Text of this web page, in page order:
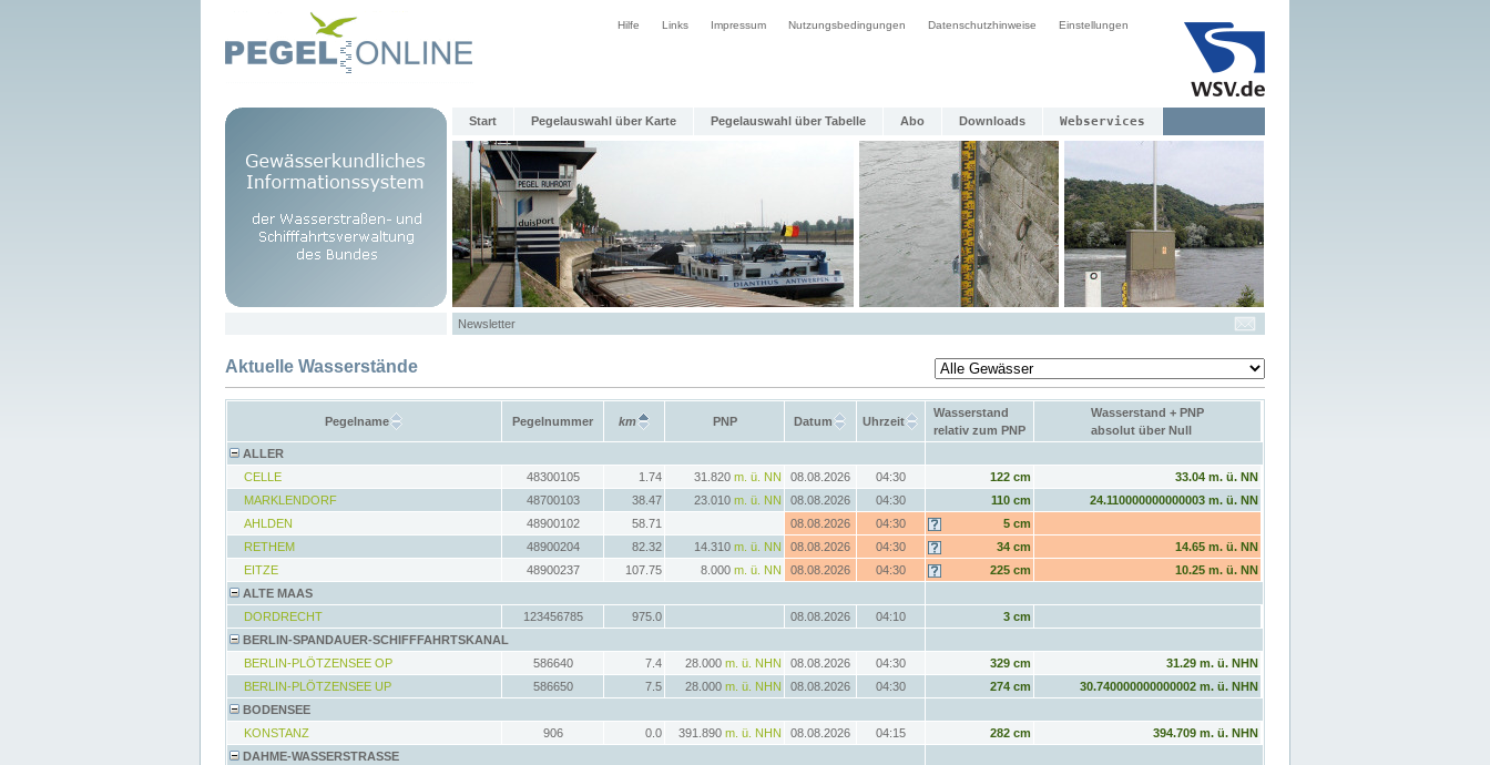
Hilfe Links Impressum Nutzungsbedingungen Datenschutzhinweise Einstellungen
Start Pegelauswahl über Karte Pegelauswahl über Tabelle Abo Downloads Webservices
Newsletter
Aktuelle Wasserstände
Pegelname Pegelnummer km PNP Datum Uhrzeit
Wasserstand
relativ zum PNP
Wasserstand + PNP
absolut über Null
ALLER
CELLE
48300105 1.74 31.820 m. ü. NN 08.08.2026 04:30 122 cm
33.04 m. ü. NN
MARKLENDORF
48700103 38.47 23.010 m. ü. NN 08.08.2026 04:30 110 cm
24.110000000000003 m. ü. NN
AHLDEN
48900102 58.71 08.08.2026 04:30
5 cm
RETHEM
48900204 82.32 14.310 m. ü. NN 08.08.2026 04:30 34 cm
14.65 m. ü. NN
EITZE
48900237 107.75 8.000 m. ü. NN 08.08.2026 04:30 225 cm
10.25 m. ü. NN
ALTE MAAS
DORDRECHT
123456785 975.0 08.08.2026 04:10
3 cm
BERLIN-SPANDAUER-SCHIFFFAHRTSKANAL
BERLIN-PLÖTZENSEE OP
586640 7.4 28.000 m. ü. NHN 08.08.2026 04:30 329 cm
31.29 m. ü. NHN
BERLIN-PLÖTZENSEE UP
586650 7.5 28.000 m. ü. NHN 08.08.2026 04:30 274 cm
30.740000000000002 m. ü. NHN
BODENSEE
KONSTANZ
906 0.0 391.890 m. ü. NHN 08.08.2026 04:15 282 cm
394.709 m. ü. NHN
DAHME-WASSERSTRASSE